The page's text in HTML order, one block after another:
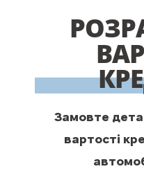
Замовте
вартості